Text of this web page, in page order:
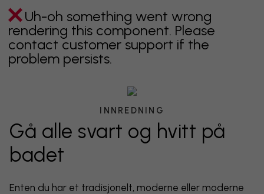
Uh-oh something went wrong
rendering this component. Please
contact customer support if the
problem persists.
INNREDNING
Gå alle svart og hvitt på
badet
Enten du har et tradisjonelt, moderne eller moderne